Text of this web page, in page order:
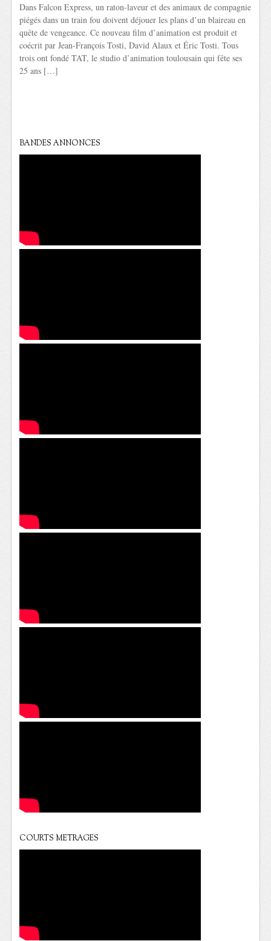
Dans Falcon Express, un raton-laveur et des animaux de compagnie
piégés dans un train fou doivent déjouer les plans d’un blaireau en
quête de vengeance. Ce nouveau film d’animation est produit et
coécrit par Jean-François Tosti, David Alaux et Éric Tosti. Tous
trois ont fondé TAT, le studio d’animation toulousain qui fête ses
25 ans […]
BANDES ANNONCES
COURTS METRAGES